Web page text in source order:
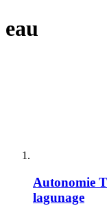
eau
Autonomie
lagunage